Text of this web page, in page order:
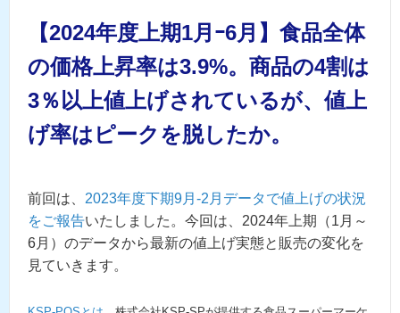
【2024年度上期1月ｰ6月】食品全体
の価格上昇率は3.9%。商品の4割は
3％以上値上げされているが、値上
げ率はピークを脱したか。
前回は、 2023年度下期9月-2月データで値上げの状況
をご報告いたしました。今回は、2024年上期（1月～
6月）のデータから最新の値上げ実態と販売の変化を
見ていきます。